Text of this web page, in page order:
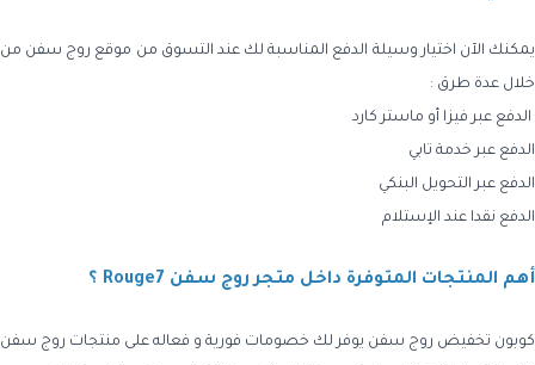
يمكنك الآن اختيار وسيلة الدفع المناسبة لك عند التسوق من موقع روج سفن من
خلال عدة طرق :
الدفع عبر فيزا أو ماستر كارد
الدفع عبر خدمة تابي
الدفع عبر التحويل البنكي
الدفع نقدا عند الإستلام
أهم المنتجات المتوفرة داخل متجر روج سفن Rouge7 ؟
كوبون تخفيض روج سفن يوفر لك خصومات فورية و فعاله على منتجات روج سفن